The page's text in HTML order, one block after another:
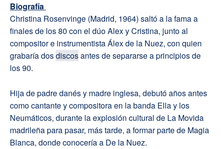
Biografía
Christina Rosenvinge (Madrid, 1964) saltó a la fama a
finales de los 80 con el dúo Alex y Cristina, junto al
compositor e instrumentista Álex de la Nuez, con quien
grabaría dosdiscosantes de separarse a principios de
los 90.
Hija de padre danés y madre inglesa, debutó años antes
como cantante y compositora en la banda Ella y los
Neumáticos, durante la explosión cultural de La Movida
madrileña para pasar, más tarde, a formar parte de Magia
Blanca, donde conocería a De la Nuez.